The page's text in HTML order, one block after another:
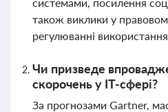
також виклики у
регулюванні
Чи призведе
скорочень у IT-сфері?
За прогнозами Gartner,